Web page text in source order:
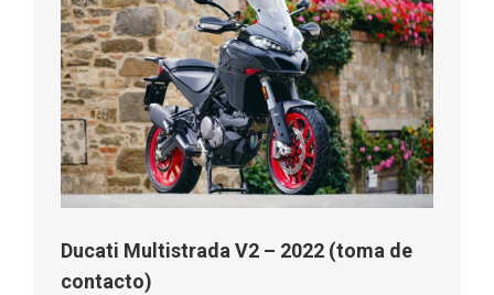
Ducati Multistrada V2 – 2022 (toma de
contacto)